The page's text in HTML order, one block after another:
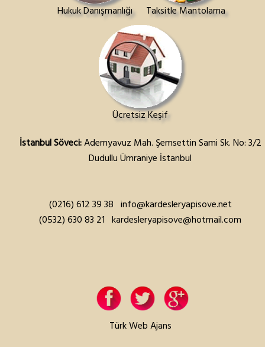
Hukuk Danışmanlığı Taksitle Mantolama
Ücretsiz Keşif
İstanbul Söveci:Ademyavuz Mah. Şemsettin Sami Sk. No: 3/2
Dudullu Ümraniye İstanbul
(0216) 612 39 38 info@kardesleryapisove.net
(0532) 630 83 21 kardesleryapisove@hotmail.com
Türk Web Ajans